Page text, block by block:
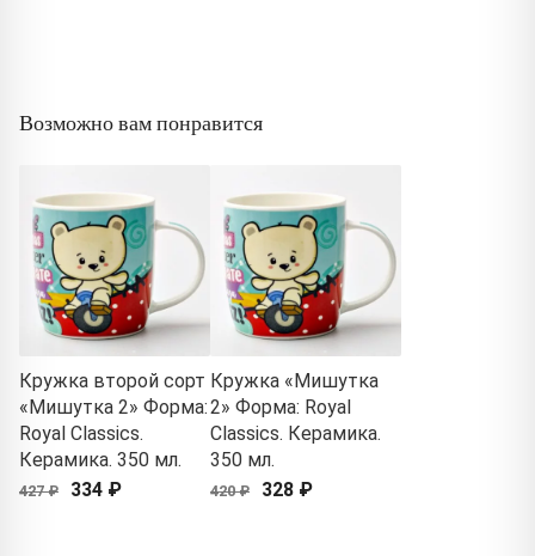
Возможно вам понравится
Кружка второй сорт
«Мишутка 2» Форма:
Royal Classics.
Керамика. 350 мл.
427 ₽ 334 ₽
Кружка «Мишутка
2» Форма: Royal
Classics. Керамика.
350 мл.
420 ₽ 328 ₽